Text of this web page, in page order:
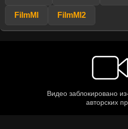
FilmMl FilmMl2